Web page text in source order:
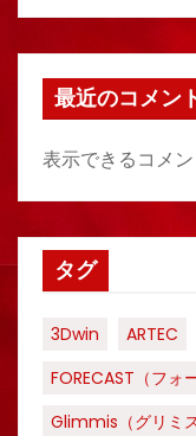
最近のコメン
表示できるコメン
タグ
3Dwin ARTEC
FORECAST（フォ
Glimmis（グリミス